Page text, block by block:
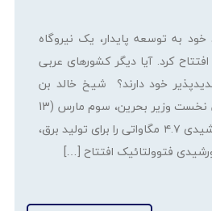
به توسعه پایدار، یک نیروگاه
مگاواتی افتتاح کرد. آیا دیگر کشورهای عربی
خود دارند؟ شیخ خالد بن
عبدالله آل خلیفه معاون نخست وزیر بحرین، سوم مارس (13
اسفند) یک نیروگاه خورشیدی ۴.۷ مگاواتی را برای تولید برق،
فتوولتائیک افتتاح […]